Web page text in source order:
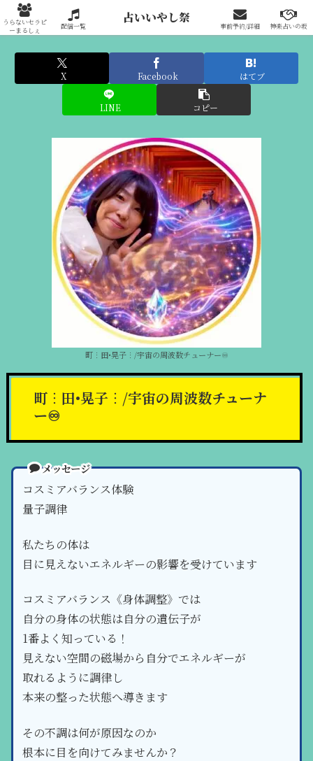
占いいやし祭りへの出展はこちらから
X Facebook はてブ
LINE コピー
町︙田•晃子︙/宇宙の周波数チューナー♾️
町︙田•晃子︙/宇宙の周波数チューナ
ー♾️
メッセージ
コスミアバランス体験
量子調律
私たちの体は
目に見えないエネルギーの影響を受けています
コスミアバランス《身体調整》では
自分の身体の状態は自分の遺伝子が
1番よく知っている！
見えない空間の磁場から自分でエネルギーが
取れるように調律し
本来の整った状態へ導きます
その不調は何が原因なのか
根本に目を向けてみませんか？
うらないセラピ
ーまるしぇ
配信一覧
占いいやし祭
事前予約/詳細 神楽占いの坂